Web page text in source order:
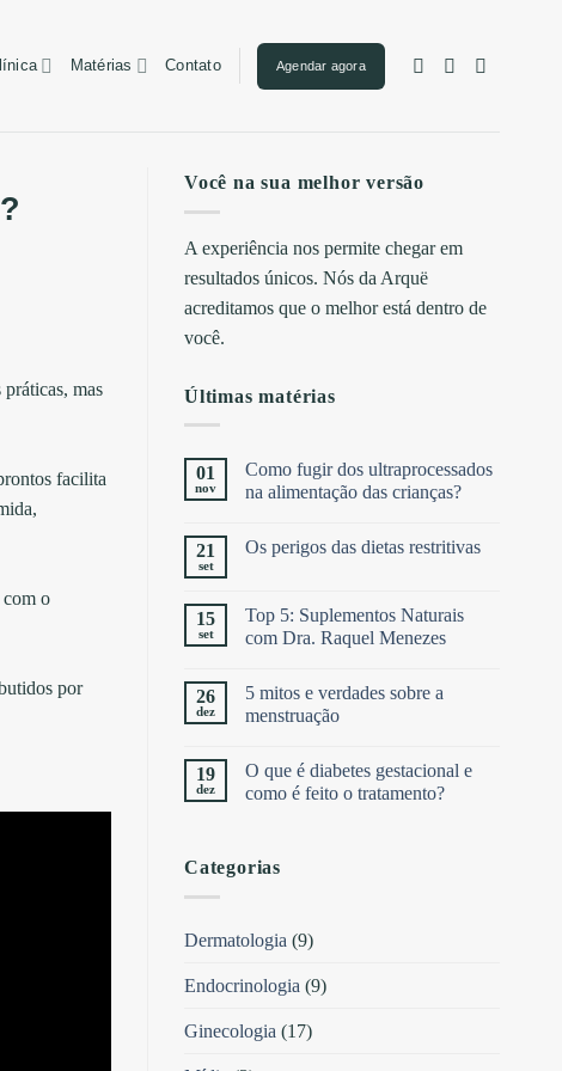
Matérias Contato Agendar agora
mas
facilita
com o
por
Você na sua melhor versão
A experiência nos permite chegar em
resultados únicos. Nós da Arquë
acreditamos que o melhor está dentro de
você.
Últimas matérias
01
nov
Como fugir dos ultraprocessados
na alimentação das crianças?
21
set
Os perigos das dietas restritivas
15
set
Top 5: Suplementos Naturais
com Dra. Raquel Menezes
26
dez
5 mitos e verdades sobre a
menstruação
19
dez
O que é diabetes gestacional e
como é feito o tratamento?
Categorias
Dermatologia (9)
Endocrinologia (9)
Ginecologia (17)